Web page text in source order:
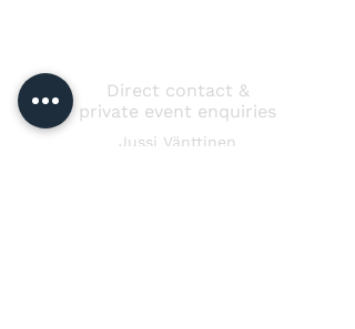
Direct contact &
private event enquiries
Jussi Vänttinen